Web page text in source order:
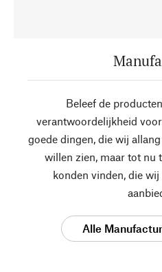
Beleef de
verantwoordelijkheid
goede dingen, die wij
willen zien, maar tot nu
konden vinden, die
Alle